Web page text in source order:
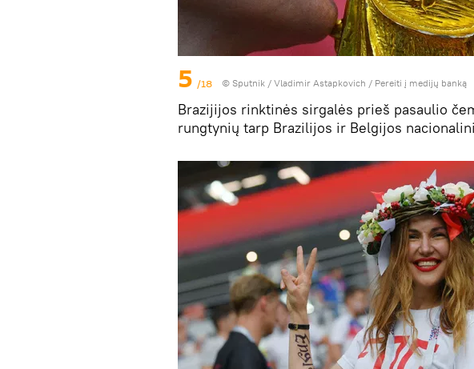
5 /18 © Sputnik / Vladimir Astapkovich / Pereiti į medijų banką
Brazijijos rinktinės sirgalės prieš pasaulio
rungtynių tarp Brazilijos ir Belgijos